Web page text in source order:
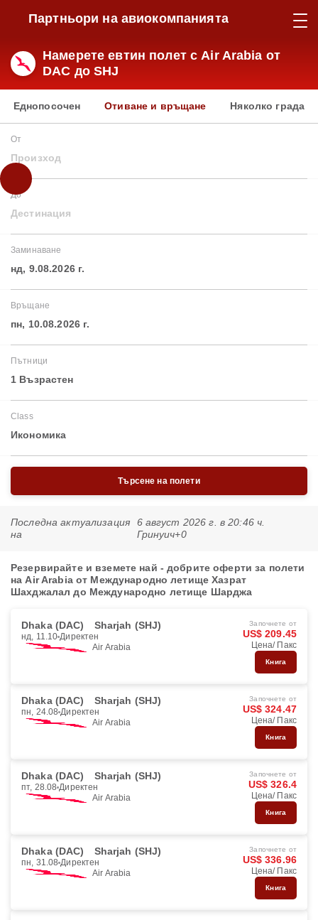
Партньори на авиокомпанията
Намерете евтин полет с Air Arabia от
DAC до SHJ
Еднопосочен Отиване и връщане Няколко града
От
Произход
До
Дестинация
Заминаване
нд, 9.08.2026 г.
Връщане
пн, 10.08.2026 г.
Пътници
1 Възрастен
Class
Икономика
Търсене на полети
Последна актуализация
на
6 август 2026 г. в 20:46 ч.
Гринуич+0
Резервирайте и вземете най - добрите оферти за полети
на Air Arabia от Международно летище Хазрат
Шахджалал до Международно летище Шарджа
Dhaka (DAC) Sharjah (SHJ)
нд, 11.10 Директен
Air Arabia
Започнете от
US$ 209.45
Цена/ Пакс
Книга
Dhaka (DAC) Sharjah (SHJ)
пн, 24.08 Директен
Air Arabia
Започнете от
US$ 324.47
Цена/ Пакс
Книга
Dhaka (DAC) Sharjah (SHJ)
пт, 28.08 Директен
Air Arabia
Започнете от
US$ 326.4
Цена/ Пакс
Книга
Dhaka (DAC) Sharjah (SHJ)
пн, 31.08 Директен
Air Arabia
Започнете от
US$ 336.96
Цена/ Пакс
Книга